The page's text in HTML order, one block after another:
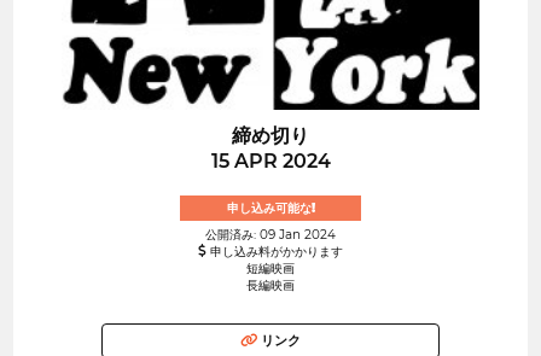
締め切り
15 APR 2024
申し込み可能な!
公開済み: 09 Jan 2024
申し込み料がかかります
短編映画
長編映画
リンク